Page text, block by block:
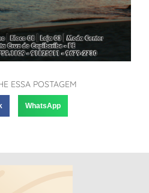
ESSA POSTAGEM
WhatsApp